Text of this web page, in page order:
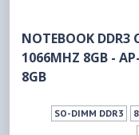
NOTEBOOK DDR3
1066MHZ 8GB -
8GB
SO-DIMM DDR3